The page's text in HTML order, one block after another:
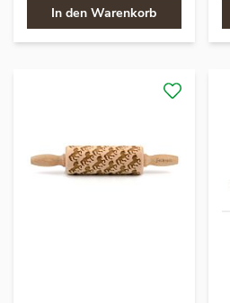
In den Warenkorb